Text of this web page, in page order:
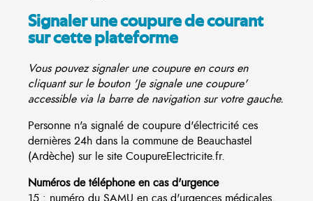
Signaler une coupure de courant
sur cette plateforme
Vous pouvez signaler une coupure en cours en
cliquant sur le bouton 'Je signale une coupure'
accessible via la barre de navigation sur votre gauche.
Personne n'a signalé de coupure d'électricité ces
dernières 24h dans la commune de Beauchastel
(Ardèche) sur le site CoupureElectricite.fr.
Numéros de téléphone en cas d'urgence